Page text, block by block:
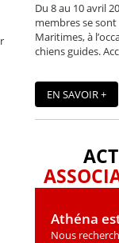
Du 8 au 10 avril
membres se
Maritimes, à
chiens guides.
EN SAVOIR +
Athéna
Nous